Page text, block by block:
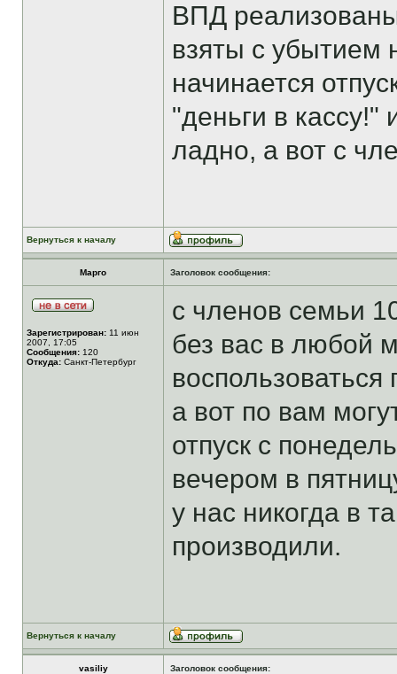
ВПД
взяты с убытием
начинается
"деньги в
ладно, а вот с
Вернуться к началу
Марго Заголовок сообщения:
Зарегистрирован: 11 июн
2007, 17:05
Сообщения: 120
Откуда: Санкт-Петербург
с членов семьи
без вас в любой
а вот по вам
отпуск с
вечером в
у нас никогда в
производили.
Вернуться к началу
vasiliy Заголовок сообщения: